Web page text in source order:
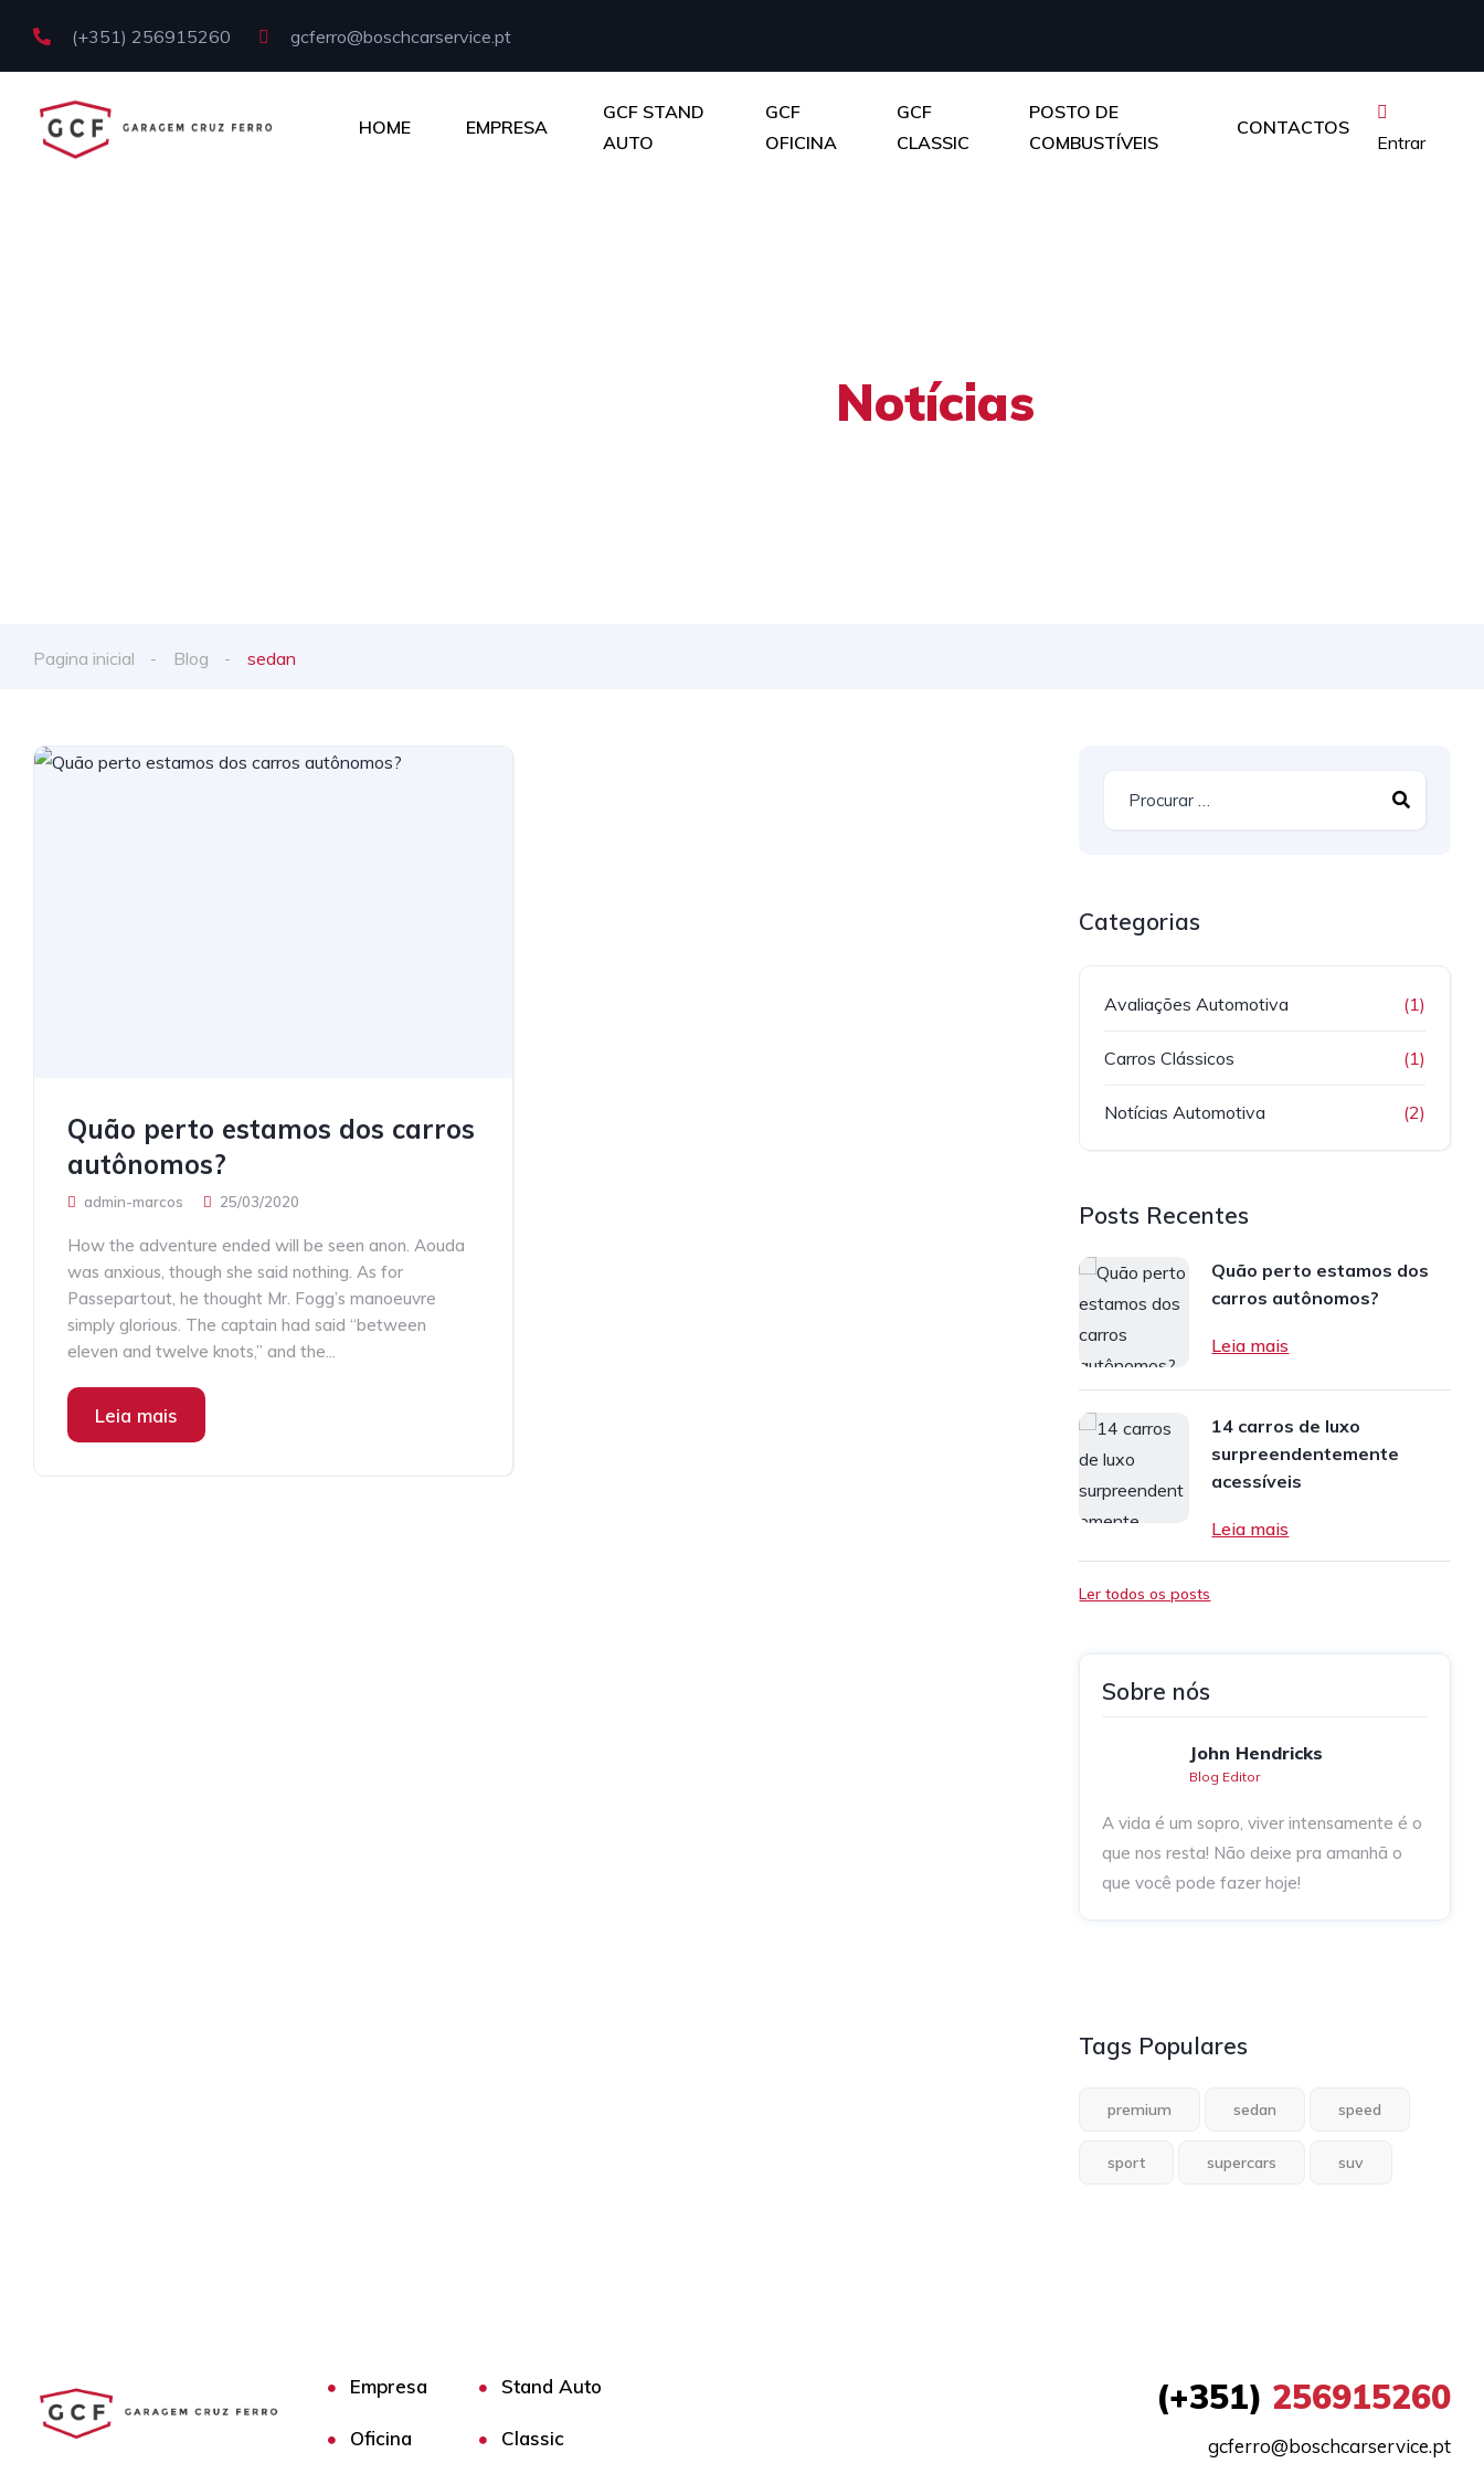
(+351) 256915260 gcferro@boschcarservice.pt
HOME EMPRESA
GCF STAND
AUTO
GCF
OFICINA
GCF
CLASSIC
POSTO DE
COMBUSTÍVEIS
CONTACTOS
Entrar
Notícias
Pagina inicial Blog sedan
Quão perto estamos dos carros
autônomos?
admin-marcos 25/03/2020
How the adventure ended will be seen anon. Aouda
was anxious, though she said nothing. As for
Passepartout, he thought Mr. Fogg’s manoeuvre
simply glorious. The captain had said “between
eleven and twelve knots,” and the...
Leia mais
Categorias
Avaliações Automotiva (1)
Carros Clássicos (1)
Notícias Automotiva (2)
Posts Recentes
Quão perto estamos dos
carros autônomos?
Leia mais
14 carros de luxo
surpreendentemente
acessíveis
Leia mais
Ler todos os posts
Sobre nós
John Hendricks
Blog Editor
A vida é um sopro, viver intensamente é o
que nos resta! Não deixe pra amanhã o
que você pode fazer hoje!
Tags Populares
premium sedan speed
sport supercars suv
Empresa Stand Auto
Oficina Classic
(+351) 256915260
gcferro@boschcarservice.pt